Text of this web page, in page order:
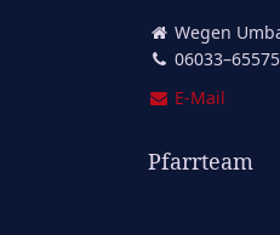
Wegen
06033–65575
E‑Mail
Pfarrteam